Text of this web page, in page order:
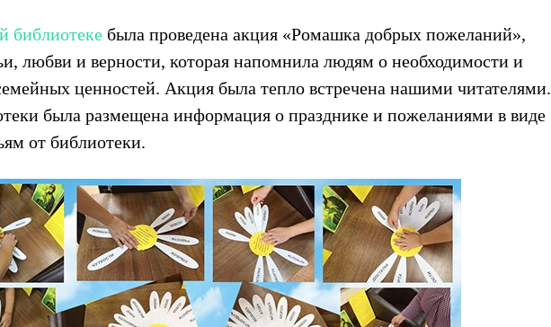
библиотеке была проведена акция «Ромашка добрых пожеланий»,
любви и верности, которая напомнила людям о необходимости и
ценностей. Акция была тепло встречена нашими читателями.
была размещена информация о празднике и пожеланиями в виде
от библиотеки.